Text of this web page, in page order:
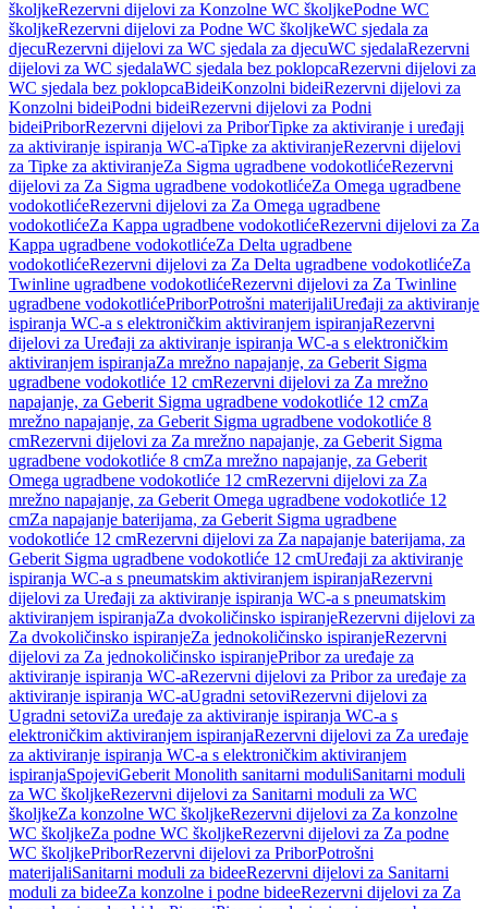
školjkeRezervni dijelovi za Konzolne WC školjkePodne WC
školjkeRezervni dijelovi za Podne WC školjkeWC sjedala za
djecuRezervni dijelovi za WC sjedala za djecuWC sjedalaRezervni
dijelovi za WC sjedalaWC sjedala bez poklopcaRezervni dijelovi za
WC sjedala bez poklopcaBideiKonzolni bideiRezervni dijelovi za
Konzolni bideiPodni bideiRezervni dijelovi za Podni
bideiPriborRezervni dijelovi za PriborTipke za aktiviranje i uređaji
za aktiviranje ispiranja WC-aTipke za aktiviranjeRezervni dijelovi
za Tipke za aktiviranjeZa Sigma ugradbene vodokotlićeRezervni
dijelovi za Za Sigma ugradbene vodokotlićeZa Omega ugradbene
vodokotlićeRezervni dijelovi za Za Omega ugradbene
vodokotlićeZa Kappa ugradbene vodokotlićeRezervni dijelovi za Za
Kappa ugradbene vodokotlićeZa Delta ugradbene
vodokotlićeRezervni dijelovi za Za Delta ugradbene vodokotlićeZa
Twinline ugradbene vodokotlićeRezervni dijelovi za Za Twinline
ugradbene vodokotlićePriborPotrošni materijaliUređaji za aktiviranje
ispiranja WC-a s elektroničkim aktiviranjem ispiranjaRezervni
dijelovi za Uređaji za aktiviranje ispiranja WC-a s elektroničkim
aktiviranjem ispiranjaZa mrežno napajanje, za Geberit Sigma
ugradbene vodokotliće 12 cmRezervni dijelovi za Za mrežno
napajanje, za Geberit Sigma ugradbene vodokotliće 12 cmZa
mrežno napajanje, za Geberit Sigma ugradbene vodokotliće 8
cmRezervni dijelovi za Za mrežno napajanje, za Geberit Sigma
ugradbene vodokotliće 8 cmZa mrežno napajanje, za Geberit
Omega ugradbene vodokotliće 12 cmRezervni dijelovi za Za
mrežno napajanje, za Geberit Omega ugradbene vodokotliće 12
cmZa napajanje baterijama, za Geberit Sigma ugradbene
vodokotliće 12 cmRezervni dijelovi za Za napajanje baterijama, za
Geberit Sigma ugradbene vodokotliće 12 cmUređaji za aktiviranje
ispiranja WC-a s pneumatskim aktiviranjem ispiranjaRezervni
dijelovi za Uređaji za aktiviranje ispiranja WC-a s pneumatskim
aktiviranjem ispiranjaZa dvokoličinsko ispiranjeRezervni dijelovi za
Za dvokoličinsko ispiranjeZa jednokoličinsko ispiranjeRezervni
dijelovi za Za jednokoličinsko ispiranjePribor za uređaje za
aktiviranje ispiranja WC-aRezervni dijelovi za Pribor za uređaje za
aktiviranje ispiranja WC-aUgradni setoviRezervni dijelovi za
Ugradni setoviZa uređaje za aktiviranje ispiranja WC-a s
elektroničkim aktiviranjem ispiranjaRezervni dijelovi za Za uređaje
za aktiviranje ispiranja WC-a s elektroničkim aktiviranjem
ispiranjaSpojeviGeberit Monolith sanitarni moduliSanitarni moduli
za WC školjkeRezervni dijelovi za Sanitarni moduli za WC
školjkeZa konzolne WC školjkeRezervni dijelovi za Za konzolne
WC školjkeZa podne WC školjkeRezervni dijelovi za Za podne
WC školjkePriborRezervni dijelovi za PriborPotrošni
materijaliSanitarni moduli za bideeRezervni dijelovi za Sanitarni
moduli za bideeZa konzolne i podne bideeRezervni dijelovi za Za